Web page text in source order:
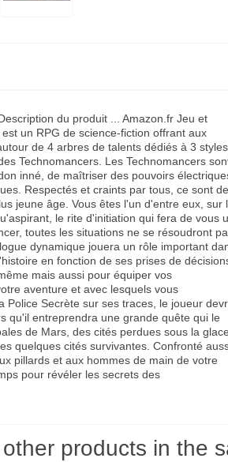
du produit ... Amazon.fr Jeu et
un RPG de science-fiction offrant aux
de 4 arbres de talents dédiés à 3 styles
Technomancers. Les Technomancers
inné, de maîtriser des pouvoirs
Respectés et craints par tous, ce sont
jeune âge. Vous êtes l'un d'entre eux, sur
le rite d'initiation qui fera de vous
toutes les situations ne se résoudront
dynamique jouera un rôle important
en fonction de ses prises de
mais aussi pour équiper vos
aventure et avec lesquels vous
Secrète sur ses traces, le joueur
qu'il entreprendra une grande quête qui le
de Mars, des cités perdues sous la glace,
quelques cités survivantes. Confronté
pillards et aux hommes de main de votre
pour révéler les secrets des
products in the